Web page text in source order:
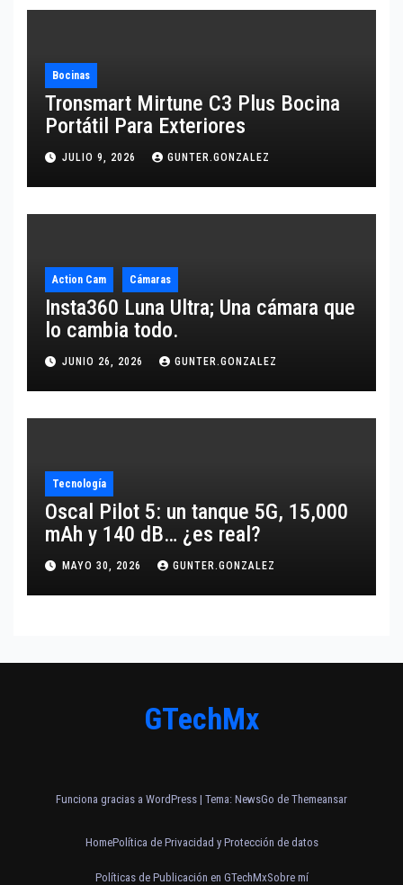
Bocinas
Tronsmart Mirtune C3 Plus Bocina
Portátil Para Exteriores
JULIO 9, 2026 GUNTER.GONZALEZ
Action Cam Cámaras
Insta360 Luna Ultra; Una cámara que
lo cambia todo.
JUNIO 26, 2026 GUNTER.GONZALEZ
Tecnología
Oscal Pilot 5: un tanque 5G, 15,000
mAh y 140 dB… ¿es real?
MAYO 30, 2026 GUNTER.GONZALEZ
GTechMx
Funciona gracias a WordPress | Tema: NewsGo de Themeansar
HomePolítica de Privacidad y Protección de datos
Políticas de Publicación en GTechMxSobre mí